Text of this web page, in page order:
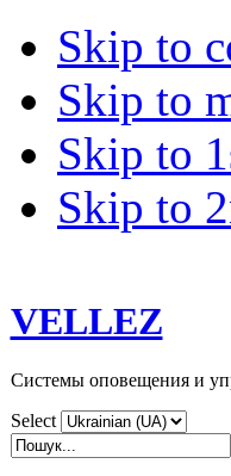
Skip to
Skip to
Skip to
Skip to
VELLEZ
Системы оповещения и
Select